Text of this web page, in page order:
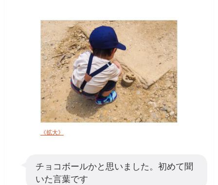
《拡大》
チョコボールかと思いました。初めて聞
いた言葉です